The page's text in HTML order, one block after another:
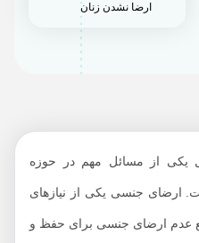
ارضا نشدن زنان
توصیه‌های کلی برای رفع
مشکل ارضا نشدن زنان
از مسائل مهم در حوزه
جنسی یکی از نیازهای
ارضای جنسی برای حفظ و